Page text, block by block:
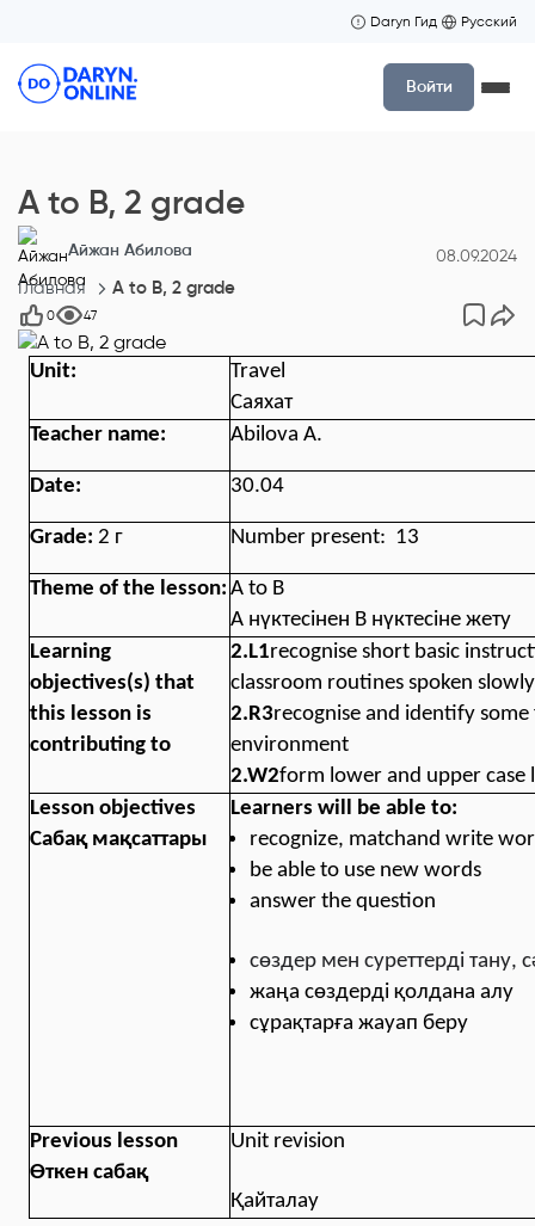
Daryn Гид Русский
Войти
A to B, 2 grade
Айжан Абилова 08.09.2024
Главная A to B, 2 grade
0 47
Unit:
Travel
Саяхат
Teacher name:
Abilova A.
Date: 30.04
Grade: 2 г Number present: 13
Theme of the lesson: A to B
А нүктесінен В нүктесіне жету
Learning
objectives(s) that
this lesson is
contributing to
2.L1recognise short basic
classroom routines spoken
2.R3recognise and identify
environment
2.W2form lower and upper case
Lesson objectives
Сабақ мақсаттары
Learners will be able to:
recognize, matchand write
be able to use new words
answer the question
сөздер мен суреттерді тану,
жаңа сөздерді қолдана алу
сұрақтарға жауап беру
Previous lesson
Өткен сабақ
Unit revision
Қайталау